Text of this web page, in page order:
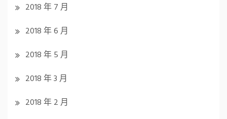
2018 年 7 月
2018 年 6 月
2018 年 5 月
2018 年 3 月
2018 年 2 月